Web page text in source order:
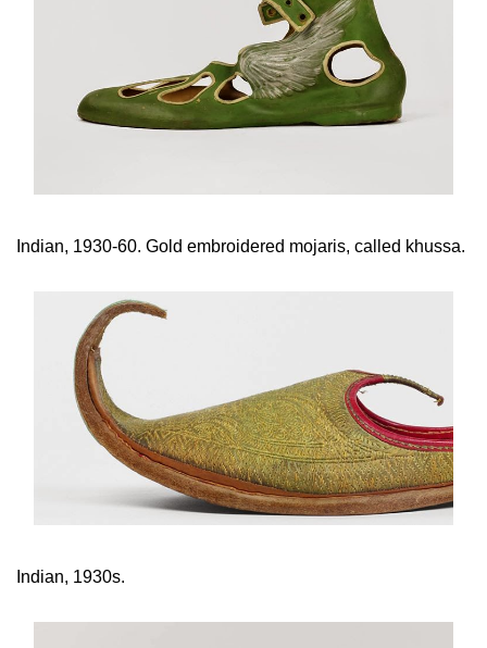
Indian, 1930-60. Gold embroidered mojaris, called khussa.
Indian, 1930s.